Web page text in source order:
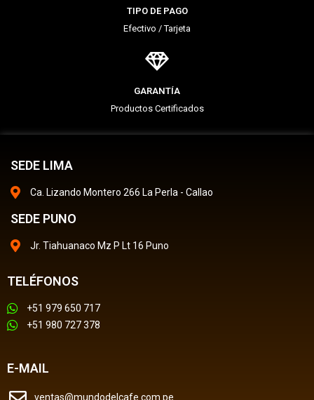
TIPO DE PAGO
Efectivo / Tarjeta
GARANTÍA
Productos Certificados
SEDE LIMA
Ca. Lizando Montero 266 La Perla - Callao
SEDE PUNO
Jr. Tiahuanaco Mz P Lt 16 Puno
TELÉFONOS
+51 979 650 717
+51 980 727 378
E-MAIL
ventas@mundodelcafe.com.pe